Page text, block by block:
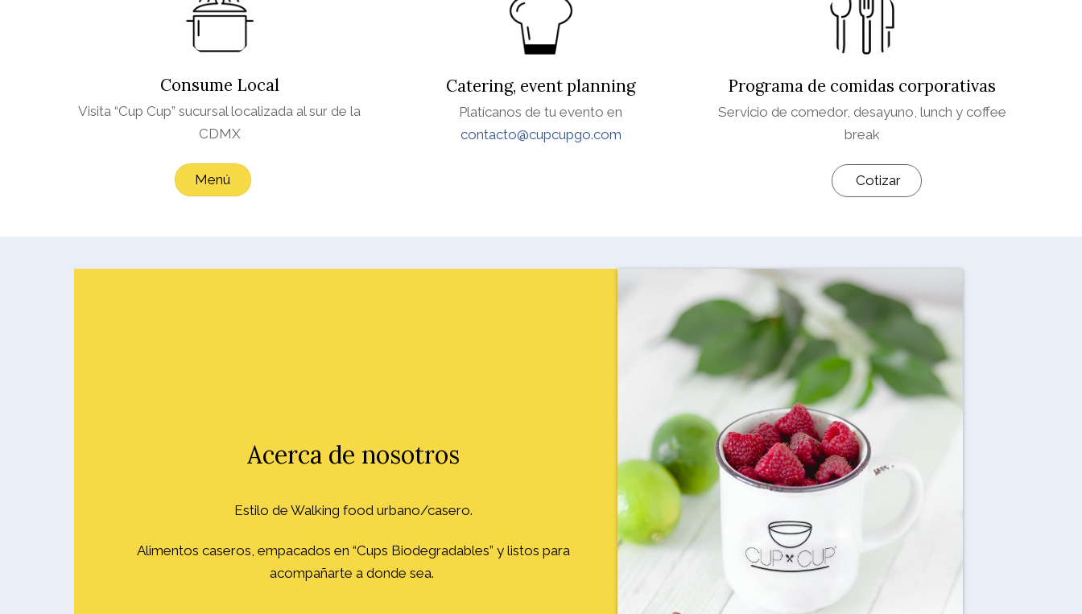
Consume Local
Visita “Cup Cup” sucursal localizada al sur de la
CDMX
Menú
Catering, event planning
Platícanos de tu evento en
contacto@cupcupgo.com
Programa de comidas corporativas
Servicio de comedor, desayuno, lunch y coffee
break
Cotizar
Acerca de nosotros
Estilo de Walking food urbano/casero.
Alimentos caseros, empacados en “Cups Biodegradables” y listos para
acompañarte a donde sea.